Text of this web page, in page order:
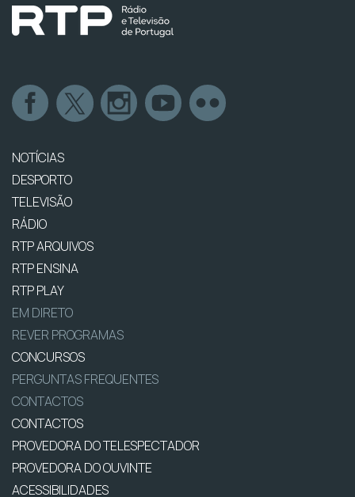
NOTÍCIAS
DESPORTO
TELEVISÃO
RÁDIO
RTP ARQUIVOS
RTP ENSINA
RTP PLAY
EM DIRETO
REVER PROGRAMAS
CONCURSOS
PERGUNTAS FREQUENTES
CONTACTOS
CONTACTOS
PROVEDORA DO TELESPECTADOR
PROVEDORA DO OUVINTE
ACESSIBILIDADES